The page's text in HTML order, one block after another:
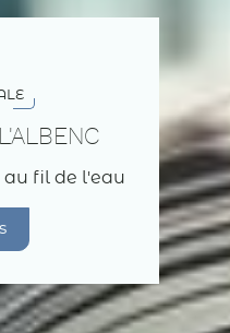
au fil de l'eau